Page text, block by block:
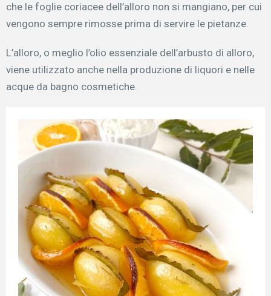
che le foglie coriacee dell’alloro non si mangiano, per cui
vengono sempre rimosse prima di servire le pietanze.
L’alloro, o meglio l’olio essenziale dell’arbusto di alloro,
viene utilizzato anche nella produzione di liquori e nelle
acque da bagno cosmetiche.